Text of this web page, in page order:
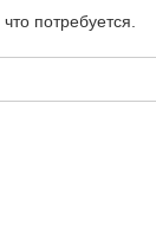
потребуется.